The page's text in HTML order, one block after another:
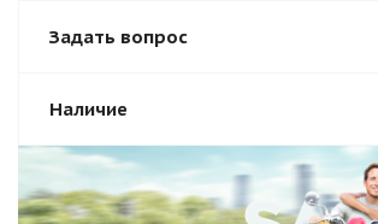
Задать вопрос
Наличие